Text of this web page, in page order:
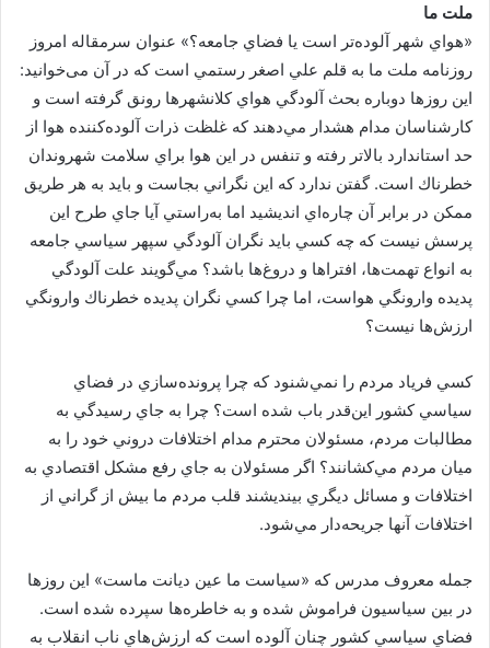
ملت ما
«هواي شهر آلوده‌تر است يا فضاي جامعه؟» عنوان سرمقاله امروز
روزنامه ملت ما به قلم علي اصغر رستمي است که در آن می‌خوانید:
اين روزها دوباره بحث آلودگي هواي كلانشهرها رونق گرفته است و
كارشناسان مدام هشدار مي‌دهند كه غلظت ذرات آلوده‌كننده هوا از
حد استاندارد بالاتر رفته و تنفس در اين هوا براي سلامت شهروندان
خطرناك است. گفتن ندارد كه اين نگراني بجاست و بايد به هر طريق
ممكن در برابر آن چاره‌اي انديشيد اما به‌راستي آيا جاي طرح اين
پرسش نيست كه چه كسي بايد نگران آلودگي سپهر سياسي جامعه
به انواع تهمت‌ها، افتراها و دروغ‌ها باشد؟ مي‌گويند علت آلودگي
پديده وارونگي هواست، اما چرا كسي نگران پديده خطرناك وارونگي
ارزش‌ها نيست؟
كسي فرياد مردم را نمي‌شنود كه چرا پرونده‌سازي در فضاي
سياسي كشور اين‌قدر باب شده است؟ چرا به جاي رسيدگي به
مطالبات مردم، مسئولان محترم مدام اختلافات دروني خود را به
ميان مردم مي‌كشانند؟ اگر مسئولان به جاي رفع مشكل اقتصادي به
اختلافات و مسائل ديگري بينديشند قلب مردم ما بيش از گراني از
اختلافات آنها جريحه‌دار مي‌شود.
جمله معروف مدرس كه «سياست ما عين ديانت ماست» اين روزها
در بين سياسيون فراموش شده و به ‌خاطره‌ها سپرده شده است.
فضاي سياسي كشور چنان آلوده است كه ارزش‌هاي ناب انقلاب به